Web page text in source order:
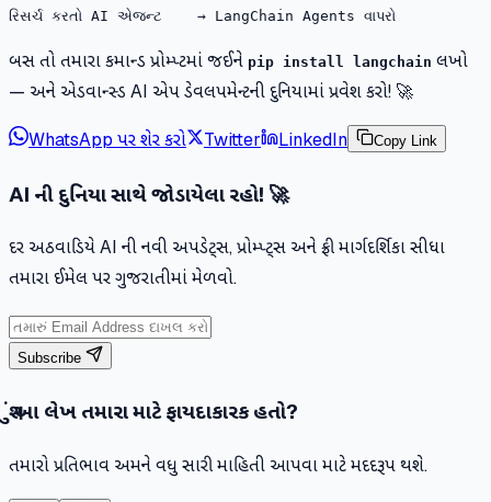
બસ તો તમારા કમાન્ડ પ્રોમ્પ્ટમાં જઈને pip install langchain લખો
— અને એડવાન્સ્ડ AI એપ ડેવલપમેન્ટની દુનિયામાં પ્રવેશ કરો! 🚀
WhatsApp પર શેર કરો Twitter LinkedIn Copy Link
AI ની દુનિયા સાથે જોડાયેલા રહો! 🚀
દર અઠવાડિયે AI ની નવી અપડેટ્સ, પ્રોમ્પ્ટ્સ અને ફ્રી માર્ગદર્શિકા સીધા
તમારા ઈમેલ પર ગુજરાતીમાં મેળવો.
Subscribe
શું આ લેખ તમારા માટે ફાયદાકારક હતો?
તમારો પ્રતિભાવ અમને વધુ સારી માહિતી આપવા માટે મદદરૂપ થશે.